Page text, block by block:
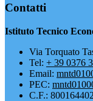
Contatti
Istituto Tecnico
Via Torquato
Tel: + 39 0376
Email:
PEC:
C.F.: